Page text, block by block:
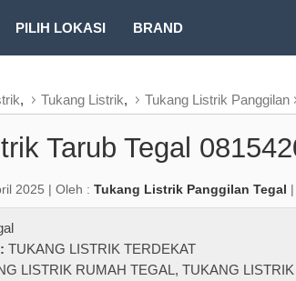
PILIH LOKASI BRAND
, Tukang Listrik, Tukang Listrik Panggilan
Tarub Tegal
2025 | Oleh : Tukang Listrik Panggilan Tegal
TUKANG LISTRIK TERDEKAT
LISTRIK RUMAH TEGAL, TUKANG